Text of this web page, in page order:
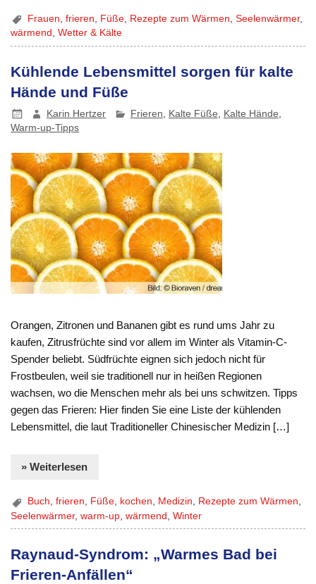
Frauen,frieren, Füße, Rezepte zum Wärmen,Seelenwärmer,
wärmend ,Wetter & Kälte
Kühlende Lebensmittel sorgen für kalte
Hände und Füße
Karin Hertzer Frieren Kalte Füße Kalte Hände
Warm-up-Tipps
Orangen, Zitronen und Bananen gibt es rund ums Jahr zu
kaufen, Zitrusfrüchte sind vor allem im Winter als Vitamin-C-
Spender beliebt. Südfrüchte eignen sich jedoch nicht für
Frostbeulen, weil sie traditionell nur in heißen Regionen
wachsen, wo die Menschen mehr als bei uns schwitzen. Tipps
gegen das Frieren: Hier finden Sie eine Liste der kühlenden
Lebensmittel, die laut Traditioneller Chinesischer Medizin […]
» Weiterlesen
Buch,frieren, Füße, kochen, Medizin, Rezepte zum Wärmen,
Seelenwärmer,warm-up ,wärmend ,Winter
Raynaud-Syndrom: „Warmes Bad bei
Frieren-Anfällen“